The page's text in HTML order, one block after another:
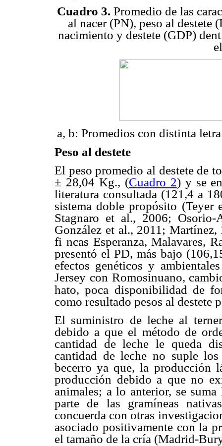
Cuadro 3. Promedio de las
al nacer (PN), peso al destete
nacimiento y destete (GDP)
a, b: Promedios con distinta
Peso al destete
El peso promedio al destete de
± 28,04 Kg., (Cuadro 2) y se
literatura consultada (121,4 a
sistema doble propósito (Teyer
Stagnaro et al., 2006; Osorio-
González et al., 2011;
fi ncas Esperanza, Malavares,
presentó el PD, más bajo
efectos genéticos y
Jersey con Romosinuano,
hato, poca disponibilidad de
como resultado pesos al destete
El suministro de leche al
debido a que el método de
cantidad de leche le queda
cantidad de leche no suple
becerro ya que, la producción
producción debido a que no
animales; a lo anterior, se
parte de las gramíneas
concuerda con otras
asociado positivamente con la
el tamaño de la cría (Madrid-